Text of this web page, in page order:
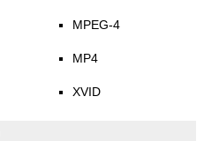
MPEG-4
MP4
XVID